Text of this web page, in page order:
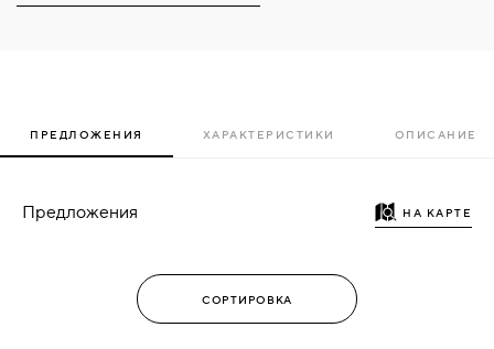
ПРЕДЛОЖЕНИЯ ХАРАКТЕРИСТИКИ ОПИСАНИЕ
Предложения НА КАРТЕ